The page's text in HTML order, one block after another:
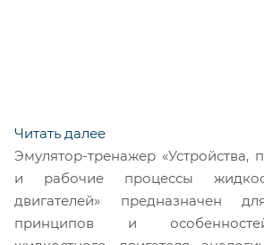
Читать далее
Эмулятор-тренажер «Устройства,
и рабочие процессы
двигателей» предназначен
принципов и